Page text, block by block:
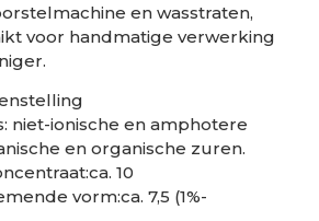
en wasstraten,
voor handmatige verwerking
niet-ionische en amphotere
en organische zuren.
10
vorm:ca. 7,5 (1%-